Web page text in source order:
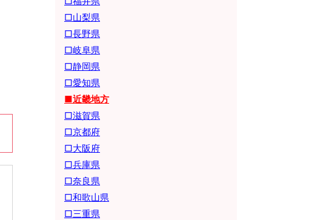
□山梨県
□長野県
□岐阜県
□静岡県
□愛知県
■近畿地方
□滋賀県
□京都府
□大阪府
□兵庫県
□奈良県
□和歌山県
□三重県